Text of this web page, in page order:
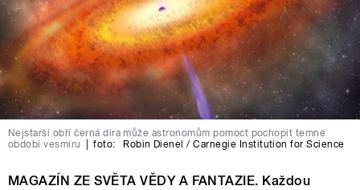
Nejstarší obří černá díra může astronomům pomoct pochopit temné
období vesmíru
foto: Robin Dienel / Carnegie Institution for Science
MAGAZÍN ZE SVĚTA VĚDY A FANTAZIE. Každou